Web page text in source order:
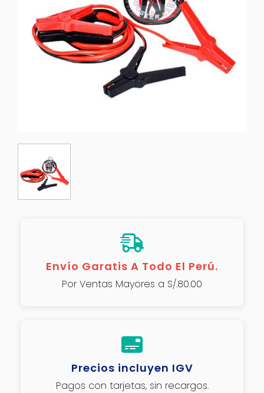
Envío Garatis A Todo El Perú.
Por Ventas Mayores a S/.80.00
Precios incluyen IGV
Pagos con tarjetas, sin recargos.